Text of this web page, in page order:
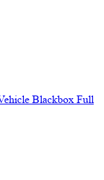
Blackbox Full